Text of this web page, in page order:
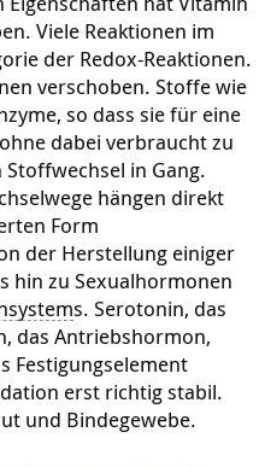
Viele Reaktionen im
der Redox-Reaktionen.
verschoben. Stoffe wie
so dass sie für eine
dabei verbraucht zu
in Gang.
hängen direkt
Form
der Herstellung einiger
hin zu Sexualhormonen
s. Serotonin, das
das Antriebshormon,
Festigungselement
erst richtig stabil.
und Bindegewebe.